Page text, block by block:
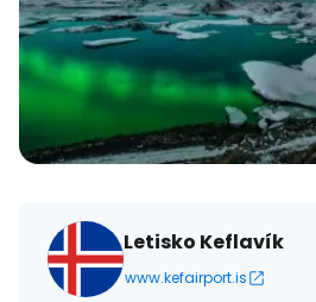
Letisko Keflavík
www.kefairport.is